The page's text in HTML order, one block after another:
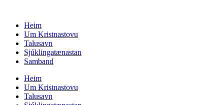
contentHeim
Um Kristnastovu
Talusavn
Sjúklingatænastan
Samband
Heim
Um Kristnastovu
Talusavn